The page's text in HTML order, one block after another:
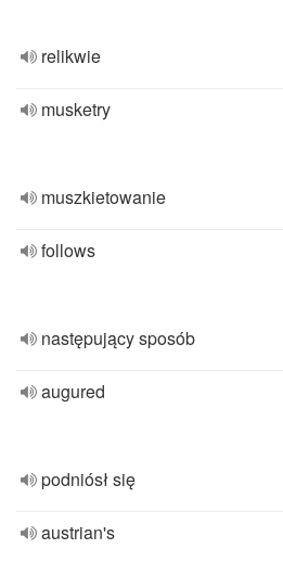
relikwie
musketry
muszkietowanie
follows
następujący sposób
augured
podniósł się
austrian's